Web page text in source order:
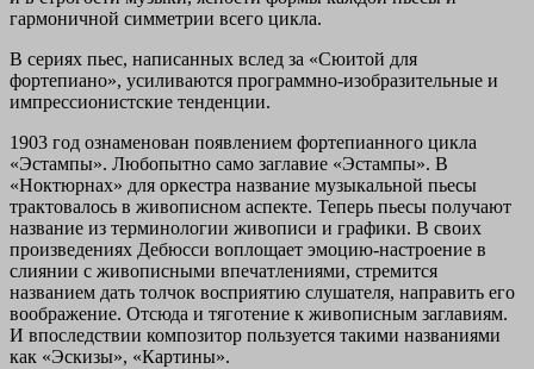
гармоничной симметрии всего цикла.
В сериях пьес, написанных вслед за «Сюитой для
фортепиано», усиливаются программно-изобразительные и
импрессионистские тенденции.
1903 год ознаменован появлением фортепианного цикла
«Эстампы». Любопытно само заглавие «Эстампы». В
«Ноктюрнах» для оркестра название музыкальной пьесы
трактовалось в живописном аспекте. Теперь пьесы получают
название из терминологии живописи и графики. В своих
произведениях Дебюсси воплощает эмоцию-настроение в
слиянии с живописными впечатлениями, стремится
названием дать толчок восприятию слушателя, направить его
воображение. Отсюда и тяготение к живописным заглавиям.
И впоследствии композитор пользуется такими названиями
как «Эскизы», «Картины».